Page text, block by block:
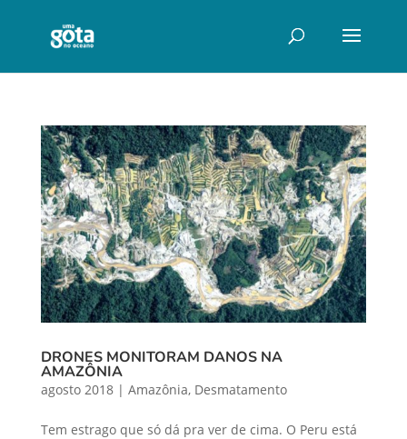
DRONES MONITORAM DANOS NA
AMAZÔNIA
agosto 2018| Amazônia, Desmatamento
Tem estrago que só dá pra ver de cima. O Peru está